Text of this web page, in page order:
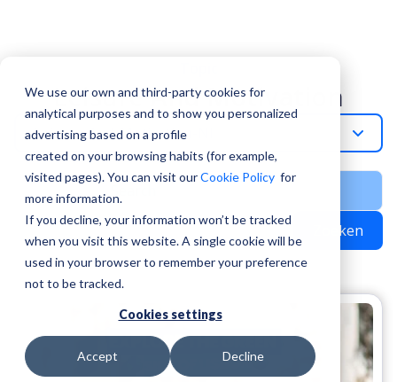
We use our own and third-party cookies for
analytical purposes and to show you personalized
advertising based on a profile
created on your browsing habits (for example,
visited pages). You can visit ourCookie Policy for
more information.
If you decline, your information won’t be tracked
when you visit this website. A single cookie will be
used in your browser to remember your preference
not to be tracked.
Cookies settings
Accept Decline
Leisure And Motivation
Leisure-And-Motivation-Nl
Zoeken